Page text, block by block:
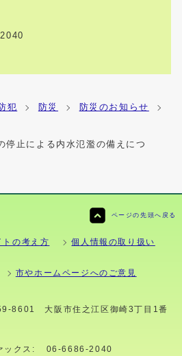
犯 防災
防災のお知らせ
停止による内水氾濫の備えにつ
ページの先頭へ戻る
トの考え方 個人情報の取り扱い
市やホームページへのご意見
8601 大阪市住之江区御崎3丁目1番
ックス: 06-6686-2040